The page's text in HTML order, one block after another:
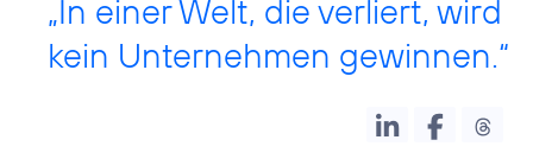
„In einer Welt, die verliert, wird
kein Unternehmen gewinnen.“